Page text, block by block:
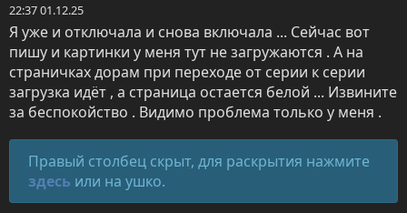
22:37 01.12.25
Я уже и отключала и снова включала ... Сейчас вот
пишу и картинки у меня тут не загружаются . А на
страничках дорам при переходе от серии к серии
загрузка идёт , а страница остается белой ... Извините
за беспокойство . Видимо проблема только у меня .
Правый столбец скрыт, для раскрытия нажмите
здесь или на ушко.